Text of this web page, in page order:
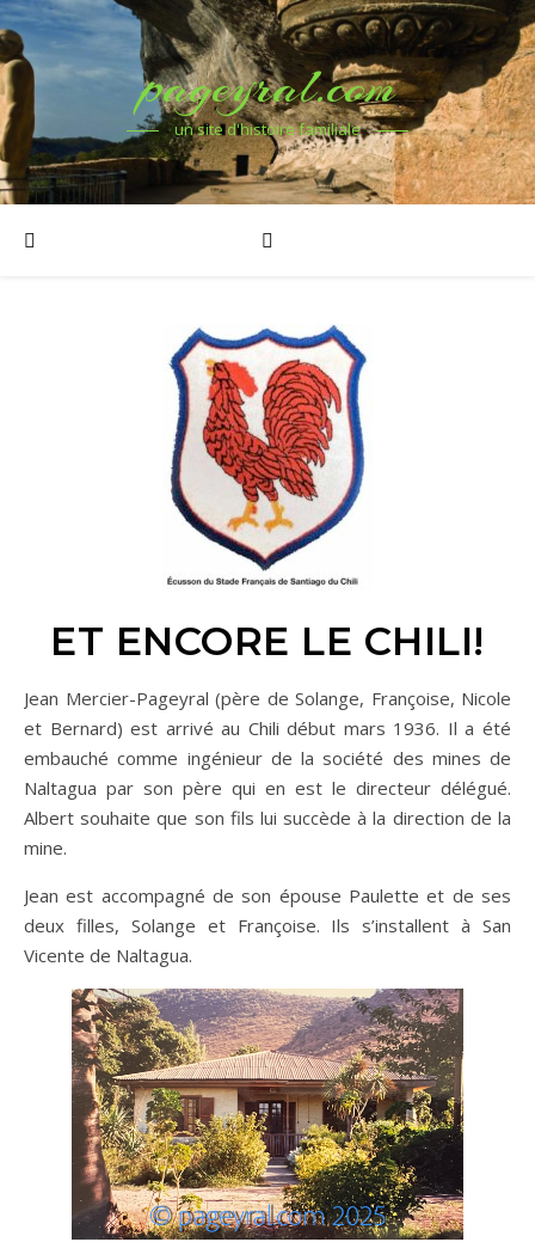
pageyral.com
un site d'histoire familiale
ET ENCORE LE CHILI!
Jean Mercier-Pageyral (père de Solange, Françoise, Nicole
et Bernard) est arrivé au Chili début mars 1936. Il a été
embauché comme ingénieur de la société des mines de
Naltagua par son père qui en est le directeur délégué.
Albert souhaite que son fils lui succède à la direction de la
mine.
Jean est accompagné de son épouse Paulette et de ses
deux filles, Solange et Françoise. Ils s’installent à San
Vicente de Naltagua.